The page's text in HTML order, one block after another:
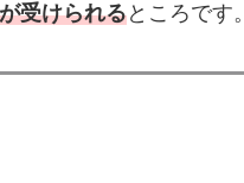
受けられるところです。